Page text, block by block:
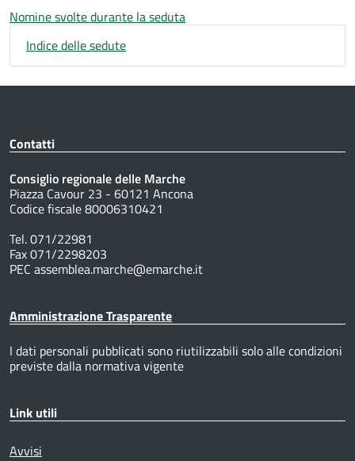
Nomine svolte durante la seduta
Indice delle sedute
Contatti
Consiglio regionale delle Marche
Piazza Cavour 23 - 60121 Ancona
Codice fiscale 80006310421
Tel. 071/22981
Fax 071/2298203
PEC assemblea.marche@emarche.it
Amministrazione Trasparente
I dati personali pubblicati sono riutilizzabili solo alle condizioni
previste dalla normativa vigente
Link utili
Avvisi